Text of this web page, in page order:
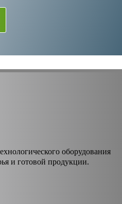
оборудования
и готовой продукции.